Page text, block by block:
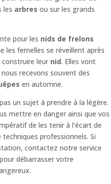
les arbres ou sur les grands
pour les nids de frelons
les femelles se réveillent après
leur nid. Elles vont
recevons souvent des
en automne.
un sujet à prendre à la légère.
mettre en danger ainsi que vos
de les tenir à l’écart de
professionnels. Si
contactez notre service
pour débarrasser votre